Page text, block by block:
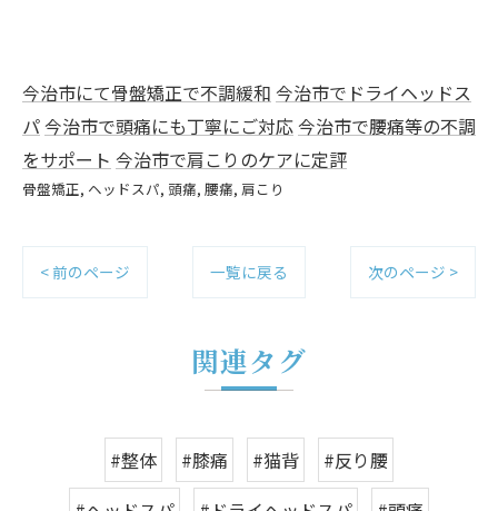
今治市にて骨盤矯正で不調緩和 今治市でドライヘッドス
パ今治市で頭痛にも丁寧にご対応今治市で腰痛等の不調
をサポート 今治市で肩こりのケアに定評
骨盤矯正 ヘッドスパ 頭痛 腰痛 肩こり
< 前のページ 一覧に戻る 次のページ >
関連タグ
#整体 #膝痛 #猫背
#反り腰